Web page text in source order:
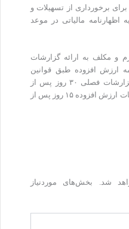
برخورداری از تسهیلات و
اظهارنامه مالیاتی در موعد
و مکلف به ارائه گزارشات
ارزش افزوده طبق قوانین
مربوطه می باشند. مهلت ارائه گزارشات فصلی ۳۰ روز پس از
پایان هر فصل و مهلت ارائه گزارشات ارزش افزوده ۱۵ روز پس از
شد.
بخش‌های موردنیاز